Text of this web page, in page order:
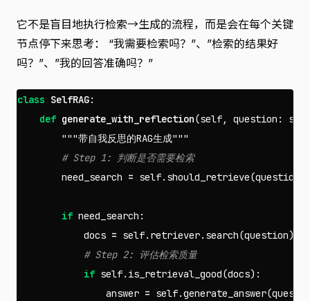
它不是盲目地执行检索→生成的流程，而是会在每个关键
节点停下来思考： “我需要检索吗？”、”检索的结果好
吗？”、”我的回答准确吗？”
class SelfRAG:
def generate_with_reflection(self, question : str
"""带自我反思的RAG生成"""
need_search = self. should_retrieve(question
if need_search :
docs = self. retriever. search(question)
if self. is_retrieval_good(docs):
answer = self.generate_answer(